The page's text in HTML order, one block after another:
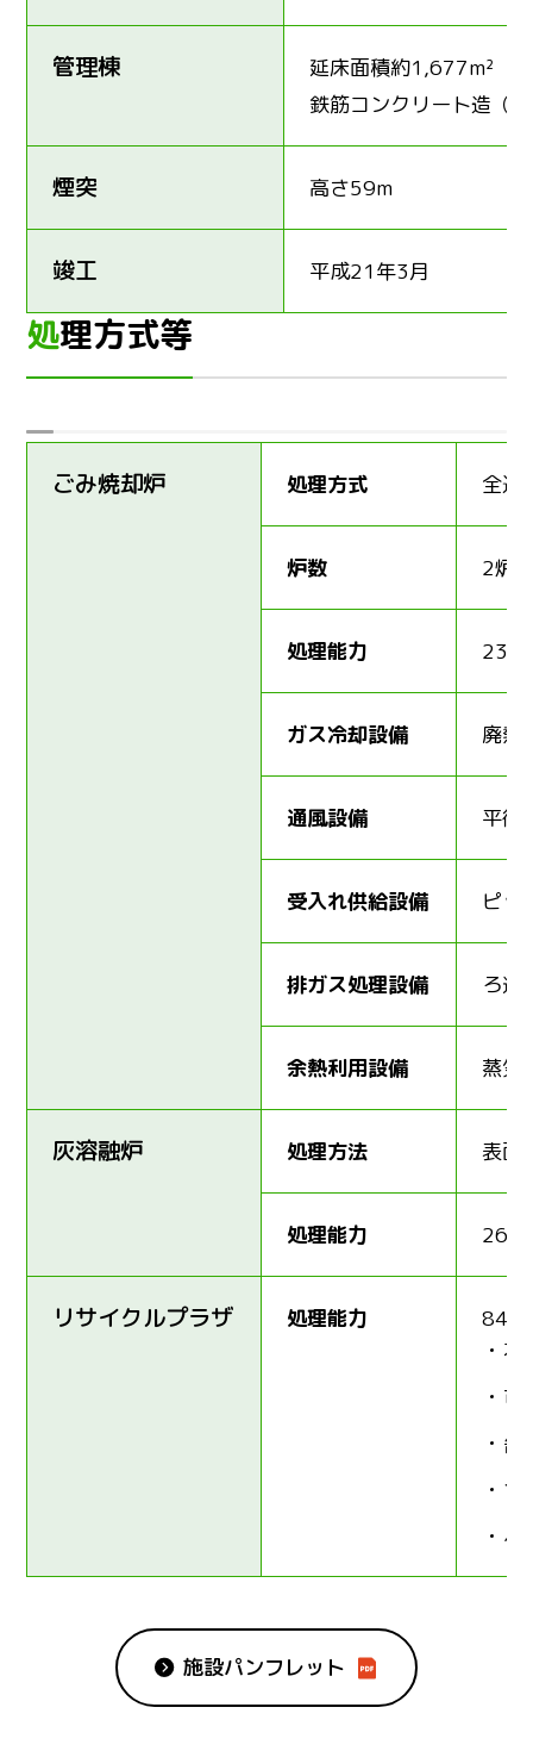
管理棟
延床面積約1,677m²
鉄筋コンクリート造（
煙突 高さ59m
竣工 平成21年3月
処理方式等
ごみ焼却炉 処理方式 全連
炉数 2炉
処理能力
ガス冷却設備 廃熱
通風設備 平衡
受入れ供給設備 ピッ
排ガス処理設備 ろ過
余熱利用設備 蒸気
灰溶融炉 処理方法 表面
処理能力 26t/
リサイクルプラザ 処理能力
84t/
不
可
缶
プ
ペ
施設パンフレット